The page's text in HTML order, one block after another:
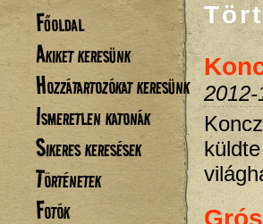
Főoldal
Akiket keresünk
Hozzátartozókat keresünk
Ismeretlen katonák
Sikeres keresések
Történetek
Fotók